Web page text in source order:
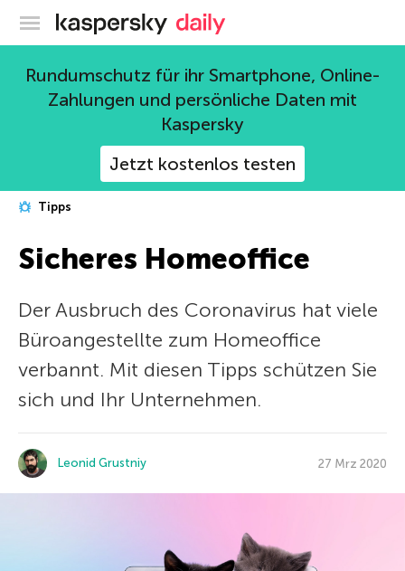
Offizieller Blog von Kaspersky
Rundumschutz für ihr Smartphone, Online-
Zahlungen und persönliche Daten mit
Kaspersky
Jetzt kostenlos testen
Tipps
Sicheres Homeoffice
Der Ausbruch des Coronavirus hat viele
Büroangestellte zum Homeoffice
verbannt. Mit diesen Tipps schützen Sie
sich und Ihr Unternehmen.
Leonid Grustniy 27 Mrz 2020